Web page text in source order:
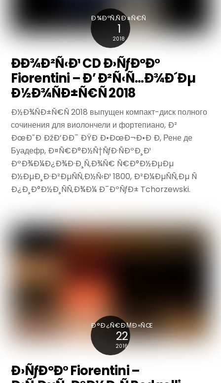
Ð¾ÐºÑ‚ÑÐ±Ñ€Ñ
1
2018
ÐÐ¾Ð²Ñ‹Ð¹ CD Ð›ÑƒÐºÐ°
Fiorentini – Ð’ Ð²Ñ‹Ñ…Ð¾Ð´Ðµ
Ð½Ð¾ÑÐ±Ñ€Ñ 2018
Ð½Ð¾ÑÐ±Ñ€Ñ 2018 выпущен компакт-диск полного
сочинения для виолончели и фортепиано, Ð²
ÐœÐ˜Ð ÐžÐ’ÐÐ¯ ÐŸÐ Ð•ÐœÐ¬Ð•Ð Ð, Рене де
Буадефр, Ð¤Ñ€Ð°Ð½Ñ†ÑƒÐ·ÑÐºÐ¸Ð¹
ÐºÐ¾Ð¼Ð¿Ð¾Ð·Ð¸Ñ‚Ð¾Ñ€ Ñ€Ð°Ð½ÐµÐµ
Ð½ÐµÐ¸Ð·Ð²ÐµÑÑ‚Ð½Ñ‹Ð¹ 1800, Ð²Ð¼ÐµÑÑ‚Ðµ Ñ
Ð¿Ð¸Ð°Ð½Ð¸ÑÑ‚Ð¾Ð¼ Ð¯ÐºÑƒÐ± Tchorzewski.
Ð°Ð¿Ñ€ÐΜÐ»ÑŒ
22
2016
Ð›ÑƒÐºÐ° Fiorentini –